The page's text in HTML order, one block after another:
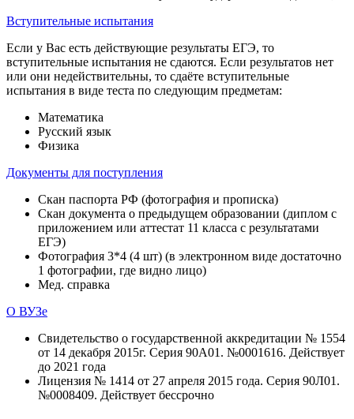
Вступительные испытания
Если у Вас есть действующие результаты ЕГЭ, то
вступительные испытания не сдаются. Если результатов нет
или они недействительны, то сдаёте вступительные
испытания в виде теста по следующим предметам:
Математика
Русский язык
Физика
Документы для поступления
Скан паспорта РФ (фотография и прописка)
Скан документа о предыдущем образовании (диплом с
приложением или аттестат 11 класса с результатами
ЕГЭ)
Фотография 3*4 (4 шт) (в электронном виде достаточно
1 фотографии, где видно лицо)
Мед. справка
О ВУЗе
Свидетельство о государственной аккредитации № 1554
от 14 декабря 2015г. Серия 90А01. №0001616. Действует
до 2021 года
Лицензия № 1414 от 27 апреля 2015 года. Серия 90Л01.
№0008409. Действует бессрочно